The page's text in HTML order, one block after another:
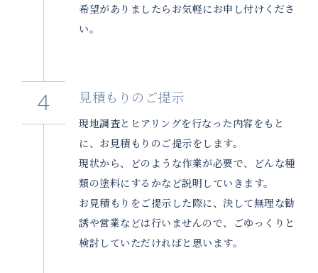
希望がありましたらお気軽にお申し付けくださ
い。
見積もりのご提示
現地調査とヒアリングを行なった内容をもと
に、お見積もりのご提示をします。
現状から、どのような作業が必要で、どんな種
類の塗料にするかなど説明していきます。
お見積もりをご提示した際に、決して無理な勧
誘や営業などは行いませんので、ごゆっくりと
検討していただければと思います。